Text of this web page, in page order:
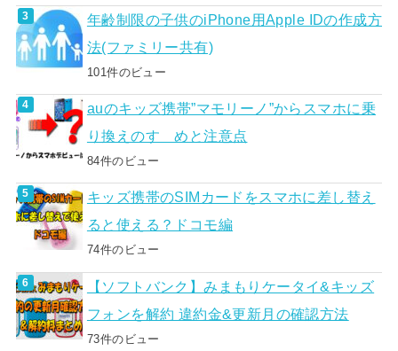
年齢制限の子供のiPhone用Apple IDの作成方
法(ファミリー共有)
101件のビュー
auのキッズ携帯”マモリーノ”からスマホに乗
り換えのすゝめと注意点
84件のビュー
キッズ携帯のSIMカードをスマホに差し替え
ると使える？ドコモ編
74件のビュー
【ソフトバンク】みまもりケータイ&キッズ
フォンを解約 違約金&更新月の確認方法
73件のビュー